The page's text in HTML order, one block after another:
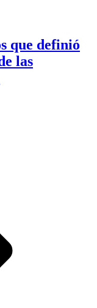
que definió
las